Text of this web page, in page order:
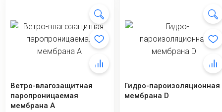
Ветро-влагозащитная
паропроницаемая
мембрана А
Гидро-пароизоляционная
мембрана D